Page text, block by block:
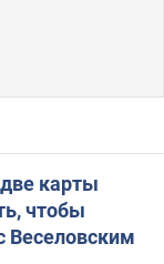
карты
чтобы
Веселовским